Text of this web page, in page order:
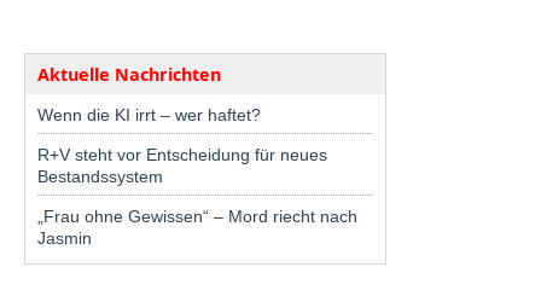
Aktuelle Nachrichten
Wenn die KI irrt – wer haftet?
R+V steht vor Entscheidung für neues
Bestandssystem
„Frau ohne Gewissen“ – Mord riecht nach
Jasmin